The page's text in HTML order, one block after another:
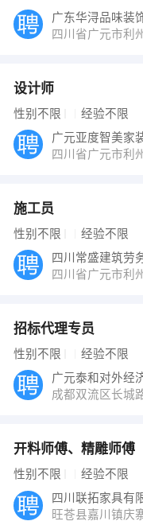
四川省广元市利
设计师
性别不限 经验不限
四川省广元市利
施工员
性别不限 经验不限
四川常盛建筑劳
四川省广元市利
招标代理专员
性别不限 经验不限
成都双流区长城
开料师傅、精雕师傅
性别不限 经验不限
四川联拓家具有
旺苍县嘉川镇庆